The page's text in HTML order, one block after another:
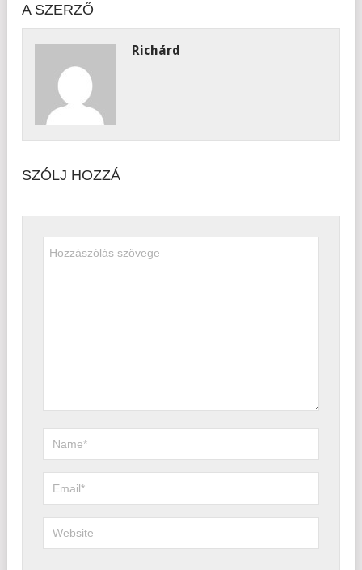
A SZERZŐ
Richárd
SZÓLJ HOZZÁ